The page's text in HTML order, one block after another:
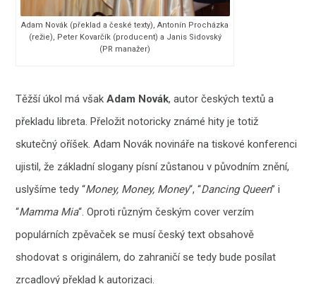
Adam Novák (překlad a české texty), Antonín Procházka
(režie), Peter Kovarčík (producent) a Janis Sidovský
(PR manažer)
Těžší úkol má všakAdam Novák, autor českých textů a
překladu libreta. Přeložit notoricky známé hity je totiž
skutečný oříšek. Adam Novák novináře na tiskové konferenci
ujistil, že základní slogany písní zůstanou v původním znění,
uslyšíme tedy “Money, Money, Money“, “Dancing Queen” i
“Mamma Mia“. Oproti různým českým cover verzím
populárních zpěvaček se musí český text obsahově
shodovat s originálem, do zahraničí se tedy bude posílat
zrcadlový překlad k autorizaci.